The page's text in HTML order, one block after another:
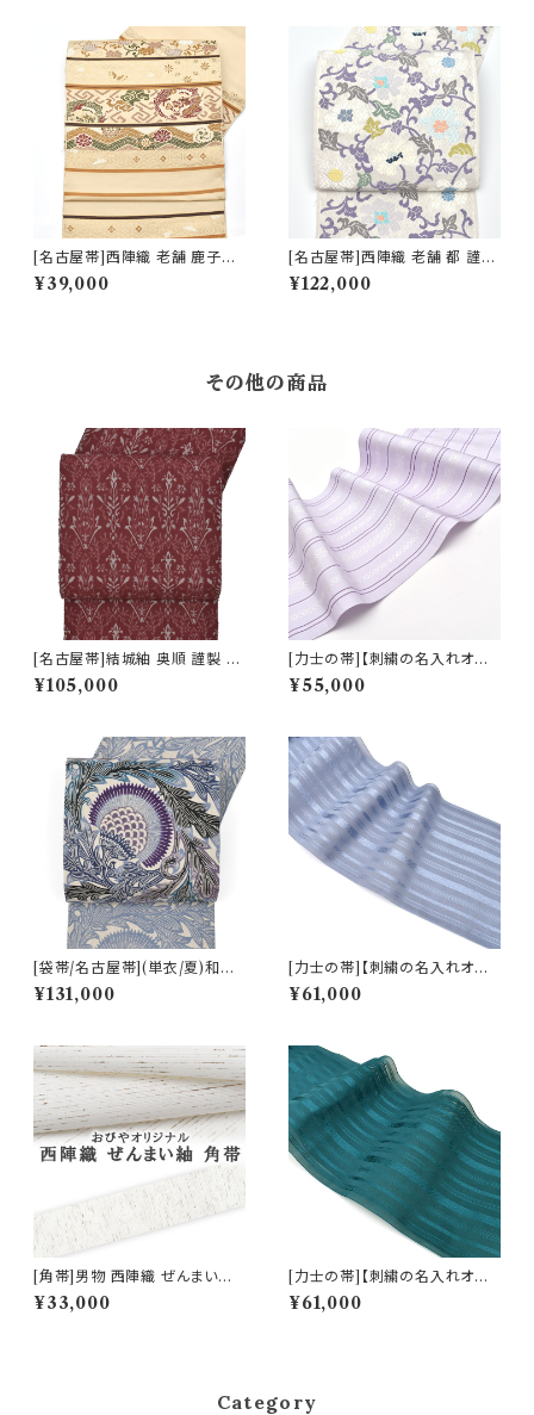
[名古屋帯]西陣織 老舗 鹿子井
山田 謹製 九寸帯 正絹 日本製
(商品番号:22484)
¥39,000
[名古屋帯]西陣織 老舗 都 謹製
唐織 唐草華文様 九寸帯 正絹
日本製(商品番号:21747)
¥122,000
その他の商品
[名古屋帯]結城紬 奥順 謹製 型
紙捺染絣 装飾華文 八寸帯 正絹
日本製(商品番号:22496)
¥105,000
[力士の帯]【刺繍の名入れオプ
ション有】博多帯 黒木織物 謹製
五献上柄 金印 本場筑前博多織
¥55,000
[袋帯/名古屋帯](単衣/夏)和染
紅型 栗山吉三郎 謹製 アザミ
本麻 日本製(商品番号:22389)
¥131,000
[力士の帯]【刺繍の名入れオプ
ション有】博多帯(夏用) 黒木織
物 謹製 紗献上『紅掛空』五献上
r)
¥61,000
[角帯]男物 西陣織 ぜんまい紬
正絹 日本製(商品番号:12070m
2)
¥33,000
[力士の帯]【刺繍の名入れオプ
ション有】博多帯(夏用) 黒木織
物 謹製 紗献上『緑碧』五献上柄
¥61,000
Category